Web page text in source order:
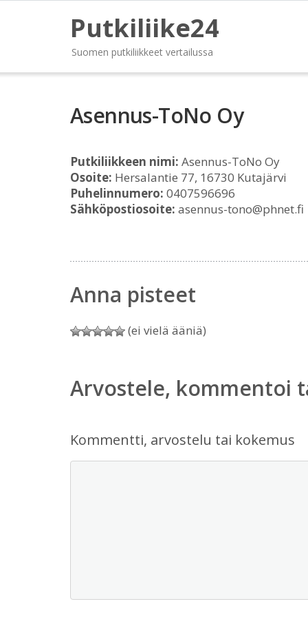
Putkiliike24
Suomen putkiliikkeet vertailussa
Asennus-ToNo Oy
Putkiliikkeen nimi: Asennus-ToNo Oy
Osoite: Hersalantie 77, 16730 Kutajärvi
Puhelinnumero: 0407596696
Sähköpostiosoite: asennus-tono@phnet.fi
Anna pisteet
(ei vielä ääniä)
Arvostele, kommentoi
Kommentti, arvostelu tai kokemus